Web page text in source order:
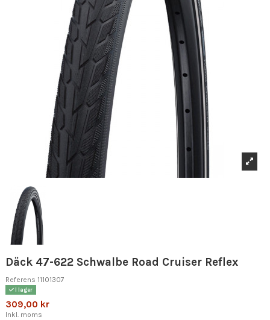
Däck 47-622 Schwalbe Road Cruiser Reflex
Referens 11101307
I lager
309,00 kr
Inkl. moms